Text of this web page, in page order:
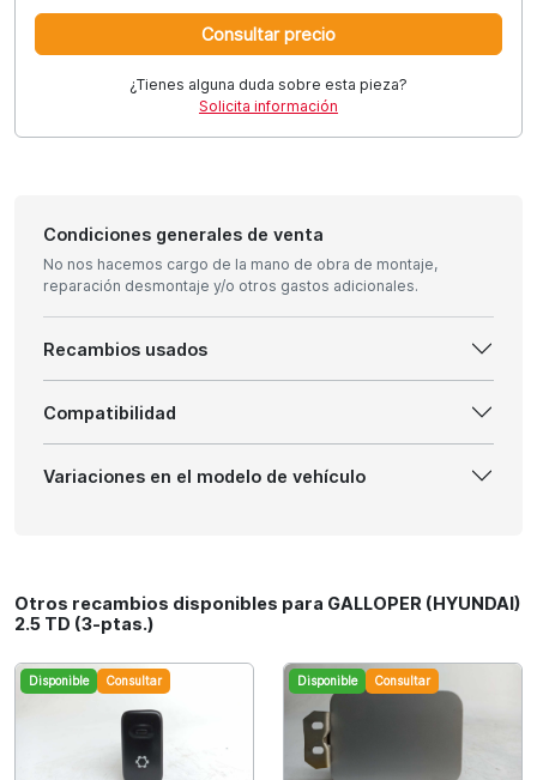
Consultar precio
¿Tienes alguna duda sobre esta pieza?
Solicita información
Condiciones generales de venta
No nos hacemos cargo de la mano de obra de montaje,
reparación desmontaje y/o otros gastos adicionales.
Recambios usados
Compatibilidad
Variaciones en el modelo de vehículo
Otros recambios disponibles para GALLOPER (HYUNDAI)
2.5 TD (3-ptas.)
Disponible Consultar Disponible Consultar